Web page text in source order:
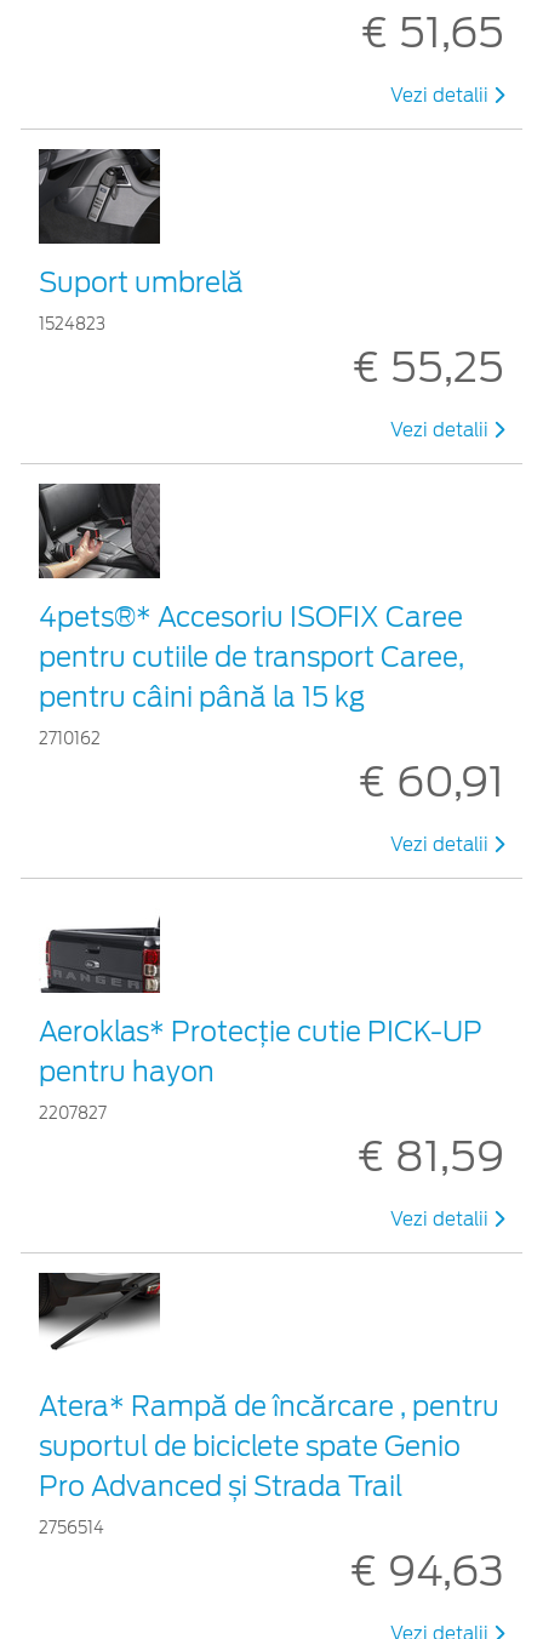
€ 51,65
Vezi detalii
Suport umbrelă
1524823
€ 55,25
Vezi detalii
4pets®* Accesoriu ISOFIX Caree
pentru cutiile de transport Caree,
pentru câini până la 15 kg
2710162
€ 60,91
Vezi detalii
Aeroklas* Protecţie cutie PICK-UP
pentru hayon
2207827
€ 81,59
Vezi detalii
Atera* Rampă de încărcare , pentru
suportul de biciclete spate Genio
Pro Advanced și Strada Trail
2756514
€ 94,63
Vezi detalii